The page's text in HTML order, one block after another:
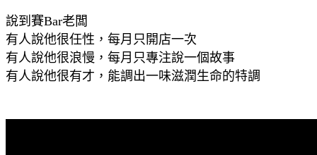
說到賽Bar老闆
有人說他很任性，每月只開店一次
有人說他很浪慢，每月只專注說一個故事
有人說他很有才，能調出一味滋潤生命的特調